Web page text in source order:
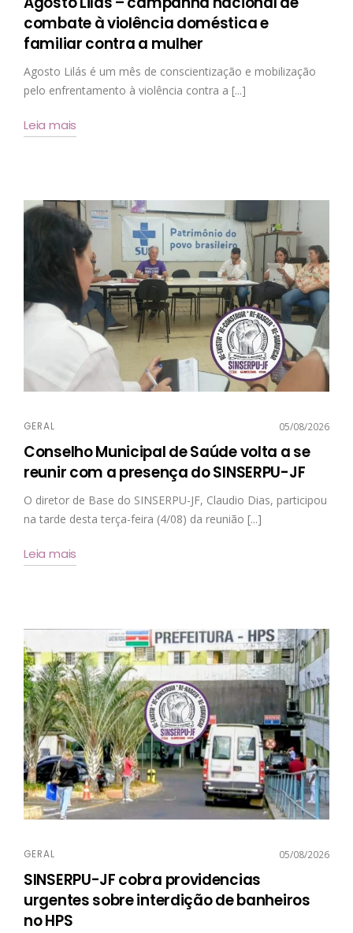
combate à violência doméstica e
familiar contra a mulher
Agosto Lilás é um mês de conscientização e mobilização
pelo enfrentamento à violência contra a [...]
Leia mais
GERAL 05/08/2026
Conselho Municipal de Saúde volta a se
reunir com a presença do SINSERPU-JF
O diretor de Base do SINSERPU-JF, Claudio Dias, participou
na tarde desta terça-feira (4/08) da reunião [...]
Leia mais
GERAL 05/08/2026
SINSERPU-JF cobra providencias
urgentes sobre interdição de banheiros
no HPS